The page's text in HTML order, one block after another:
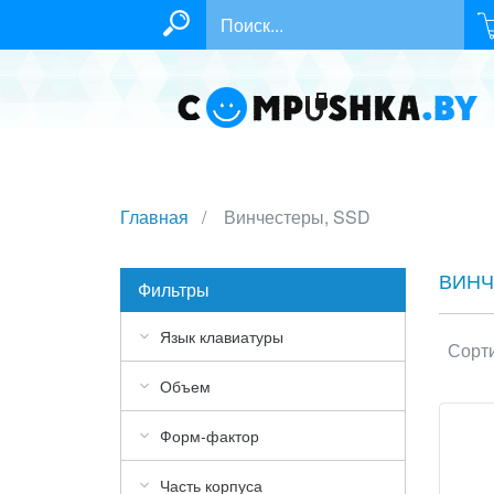
Главная Винчестеры, SSD
Фильтры
Язык клавиатуры
Объем
Форм-фактор
Часть корпуса